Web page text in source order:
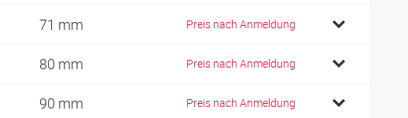
71 mm Preis nach Anmeldung
80 mm Preis nach Anmeldung
90 mm Preis nach Anmeldung